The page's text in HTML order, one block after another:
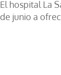
El hospital La
de junio a